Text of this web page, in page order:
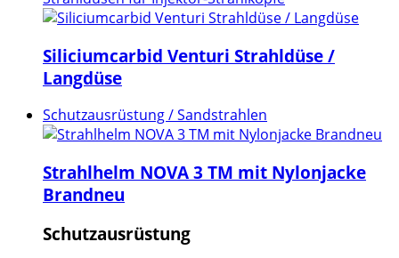
Siliciumcarbid Venturi Strahldüse /
Langdüse
Schutzausrüstung / Sandstrahlen
Strahlhelm NOVA 3 TM mit Nylonjacke
Brandneu
Schutzausrüstung